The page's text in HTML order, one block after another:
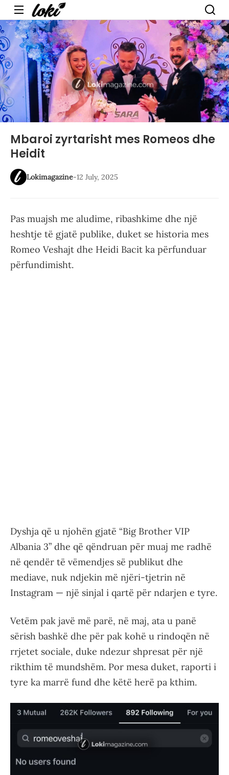
Menu
Mbaroi zyrtarisht mes Romeos dhe
Heidit
Lokimagazine-12 July, 2025
Pas muajsh me aludime, ribashkime dhe një
heshtje të gjatë publike, duket se historia mes
Romeo Veshajt dhe Heidi Bacit ka përfunduar
përfundimisht.
Dyshja që u njohën gjatë “Big Brother VIP
Albania 3” dhe që qëndruan për muaj me radhë
në qendër të vëmendjes së publikut dhe
mediave, nuk ndjekin më njëri-tjetrin në
Instagram — një sinjal i qartë për ndarjen e tyre.
Vetëm pak javë më parë, në maj, ata u panë
sërish bashkë dhe për pak kohë u rindoqën në
rrjetet sociale, duke ndezur shpresat për një
rikthim të mundshëm. Por mesa duket, raporti i
tyre ka marrë fund dhe këtë herë pa kthim.